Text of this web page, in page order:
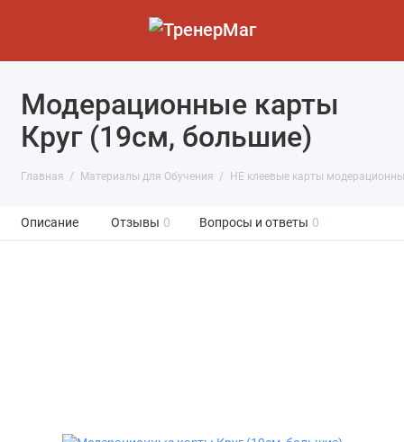
Модерационные карты
Круг (19см, большие)
Главная Материалы для Обучения НЕ клеевые карты
Описание Отзывы 0 Вопросы и ответы 0